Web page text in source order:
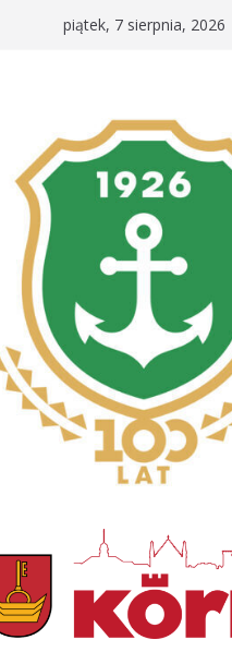
piątek, 7 sierpnia, 2026